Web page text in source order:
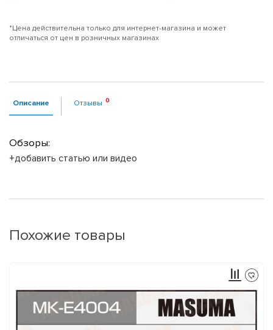
*Цена действительна только для интернет-магазина и может
отличаться от цен в розничных магазинах
Описание Отзывы
Обзоры:
+добавить статью или видео
Похожие товары